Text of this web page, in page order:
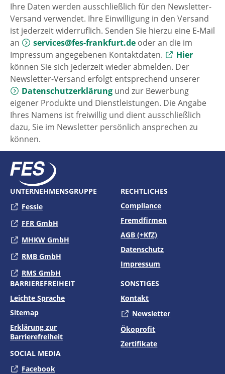
Ihre Daten werden ausschließlich für den Newsletter-
Versand verwendet. Ihre Einwilligung in den Versand
ist jederzeit widerruflich. Senden Sie hierzu eine E-Mail
an
services@fes-frankfurt.de oder an die im
Impressum angegebenen Kontaktdaten. Externer Link
Hier
können Sie sich jederzeit wieder abmelden. Der
Newsletter-Versand erfolgt entsprechend unserer
Datenschutzerklärung und zur Bewerbung
eigener Produkte und Dienstleistungen. Die Angabe
Ihres Namens ist freiwillig und dient ausschließlich
dazu, Sie im Newsletter persönlich ansprechen zu
können.
UNTERNEHMENSGRUPPE
Externer Link zu
Fessie
Externer Link zu
FFR GmbH
Externer Link zu
MHKW GmbH
Externer Link zu
RMB GmbH
Externer Link zu
RMS GmbH
RECHTLICHES
Compliance
Fremdfirmen
AGB (+KfZ)
Datenschutz
Impressum
BARRIEREFREIHEIT
Leichte Sprache
Sitemap
Erklärung zur
Barrierefreiheit
SONSTIGES
Kontakt
Externer Link zu
Newsletter
Ökoprofit
Zertifikate
SOCIAL MEDIA
Facebook